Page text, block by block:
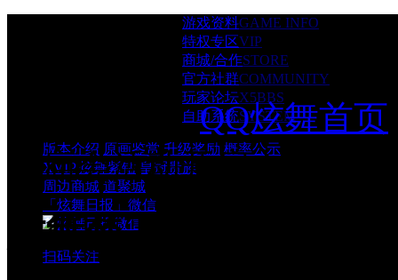
游戏资料GAME INFO
特权专区VIP
商城/合作STORE
官方社群COMMUNITY
玩家论坛X5BBS
自助系统SYSTEM
版本介绍 原画鉴赏 升级奖励 概率公示
XVIP 炫舞紫钻 皇冠贵族
周边商城 道聚城
「炫舞日报」微信
扫码关注
QQ炫舞首页
春庙会活动开启！
炫舞梦工厂新春庙会